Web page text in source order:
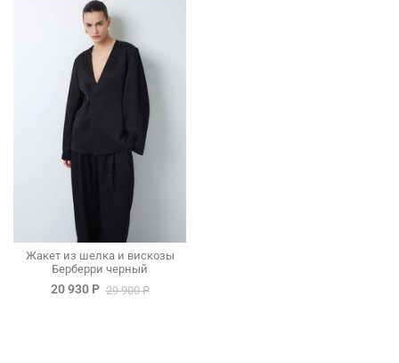
Жакет из шелка и вискозы
Берберри черный
20 930 Р 29 900 Р